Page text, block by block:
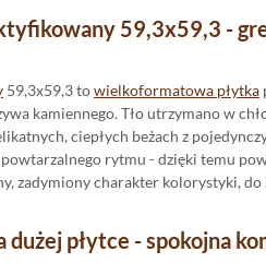
59,3x59,3 -
59,3x59,3 towielkoformatowa płytka
kamiennego. Tło utrzymano w
ciepłych beżach z
rytmu - dzięki temu
zadymiony charakter kolorystyki,
płytce - spokojna